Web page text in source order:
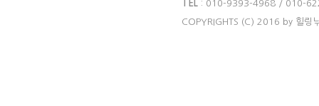
TEL : 010-9393-4968 / 010-
COPYRIGHTS (C) 2016 by 힐링